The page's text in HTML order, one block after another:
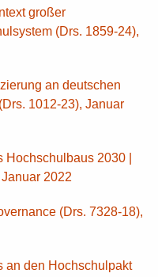
großer
(Drs. 1859-24),
an deutschen
1012-23), Januar
2030 |
2022
(Drs. 7328-18),
an den Hochschulpakt